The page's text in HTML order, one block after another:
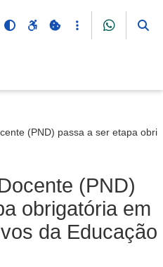
(PND) passa a ser etapa
(PND)
obrigatória em
da Educação